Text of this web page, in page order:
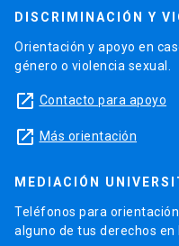
DISCRIMINACIÓN Y
Orientación y apoyo en
género o violencia sexual.
launch Contacto para apoyo
launch Más orientación
MEDIACIÓN
Teléfonos para
alguno de tus derechos en